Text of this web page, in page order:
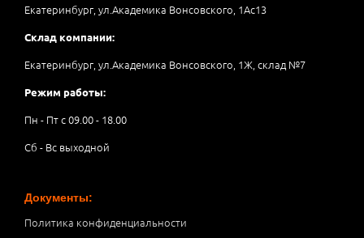
Екатеринбург, ул.Академика Вонсовского, 1Аc13
Склад компании:
Екатеринбург, ул.Академика Вонсовского, 1Ж, склад №7
Режим работы:
Пн - Пт с 09.00 - 18.00
Сб - Вс выходной
Документы:
Политика конфиденциальности